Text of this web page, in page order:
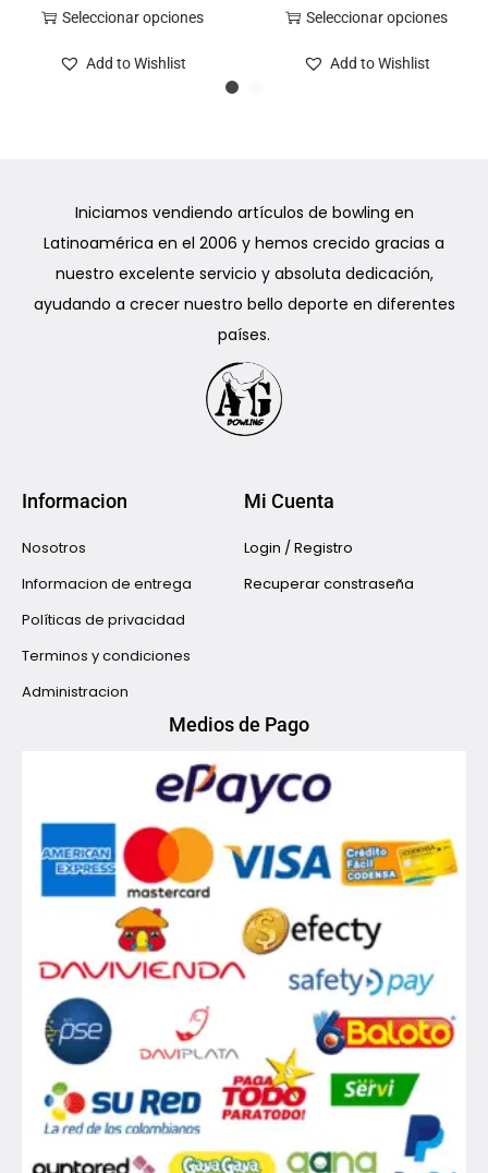
Seleccionar opciones
Add to Wishlist
Seleccionar opciones
Add to Wishlist
Iniciamos vendiendo artículos de bowling en
Latinoamérica en el 2006 y hemos crecido gracias a
nuestro excelente servicio y absoluta dedicación,
ayudando a crecer nuestro bello deporte en diferentes
países.
Informacion
Nosotros
Informacion de entrega
Políticas de privacidad
Terminos y condiciones
Administracion
Mi Cuenta
Login / Registro
Recuperar constraseña
Medios de Pago